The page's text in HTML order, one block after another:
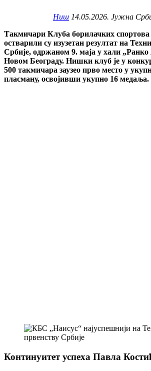
Ниш 14.05.2026. Јужна
Такмичари Клуба борилачких спортова
остварили су изузетан резултат на
Србије, одржаном 9. маја у хали
Новом Београду. Нишки клуб је у
500 такмичара заузео прво место у
пласману, освојивши укупно 16 медаља.
Континуитет успеха Павла